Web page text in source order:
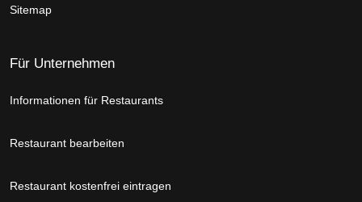
Sitemap
Für Unternehmen
Informationen für Restaurants
Restaurant bearbeiten
Restaurant kostenfrei eintragen